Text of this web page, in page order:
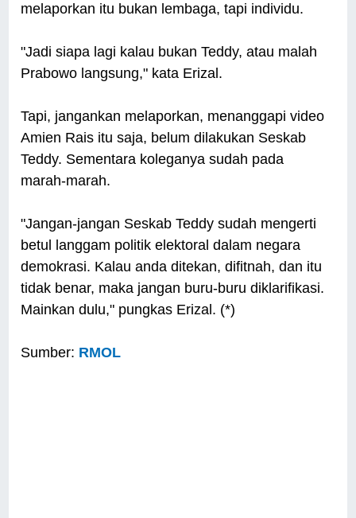
melaporkan itu bukan lembaga, tapi individu.
"Jadi siapa lagi kalau bukan Teddy, atau malah
Prabowo langsung," kata Erizal.
Tapi, jangankan melaporkan, menanggapi video
Amien Rais itu saja, belum dilakukan Seskab
Teddy. Sementara koleganya sudah pada
marah-marah.
"Jangan-jangan Seskab Teddy sudah mengerti
betul langgam politik elektoral dalam negara
demokrasi. Kalau anda ditekan, difitnah, dan itu
tidak benar, maka jangan buru-buru diklarifikasi.
Mainkan dulu," pungkas Erizal. (*)
Sumber: RMOL